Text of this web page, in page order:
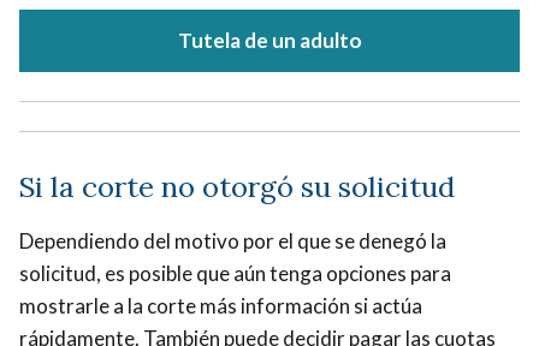
Tutela de un adulto
Si la corte no otorgó su solicitud
Dependiendo del motivo por el que se denegó la
solicitud, es posible que aún tenga opciones para
mostrarle a la corte más información si actúa
rápidamente. También puede decidir pagar las cuotas